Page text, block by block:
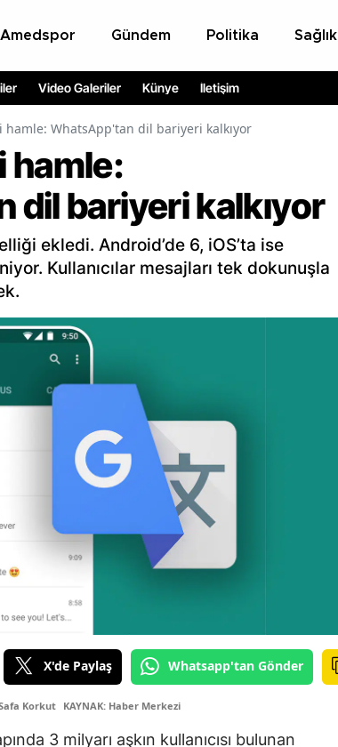
Amedspor Gündem Politika Sağlık
Video Galeriler Künye İletişim
hamle: WhatsApp'tan dil bariyeri kalkıyor
hamle:
bariyeri kalkıyor
ekledi. Android’de 6, iOS’ta ise
Kullanıcılar mesajları tek dokunuşla
X'de Paylaş Whatsapp'tan Gönder
Korkut KAYNAK: Haber Merkezi
3 milyarı aşkın kullanıcısı bulunan